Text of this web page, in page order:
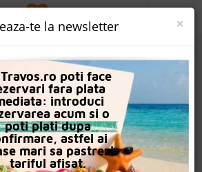
Marine Resort - Kos
×
te la newsletter
poti face
fara plata
introduci
acum si o
poti plati dupa
astfel ai
mari sa pastrezi
tariful afisat.